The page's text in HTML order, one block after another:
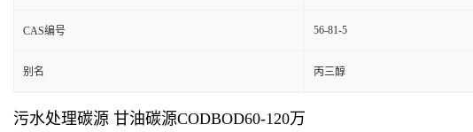
CAS编号 56-81-5
别名 丙三醇
污水处理碳源 甘油碳源CODBOD60-120万